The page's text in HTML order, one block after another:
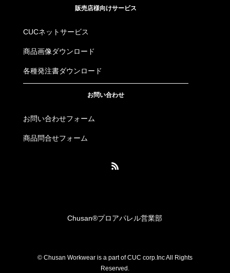
販売店様向けサービス
CUCネットサービス
商品画像ダウンロード
各種発注書ダウンロード
お問い合わせ
お問い合わせフォーム
商品問合せフォーム
Chusan®︎プロアパレル営業部
© Chusan Workwear is a part of CUC corp.Inc All Rights
Reserved.